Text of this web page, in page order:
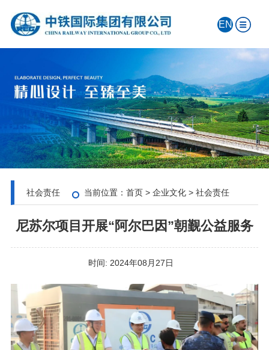
EN
社会责任 当前位置： 首页> 企业文化> 社会责任
尼苏尔项目开展“阿尔巴因”朝觐公益服务
时间: 2024年08月27日